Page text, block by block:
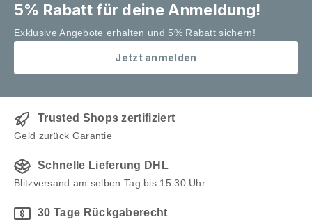
5% Rabatt für deine Anmeldung!
Exklusive Angebote erhalten und 5% Rabatt sichern!
Jetzt anmelden
Trusted Shops zertifiziert
Geld zurück Garantie
Schnelle Lieferung DHL
Blitzversand am selben Tag bis 15:30 Uhr
30 Tage Rückgaberecht